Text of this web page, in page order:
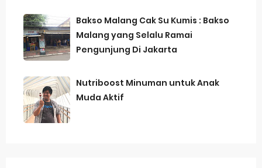
Bakso Malang Cak Su Kumis : Bakso
Malang yang Selalu Ramai
Pengunjung Di Jakarta
Nutriboost Minuman untuk Anak
Muda Aktif